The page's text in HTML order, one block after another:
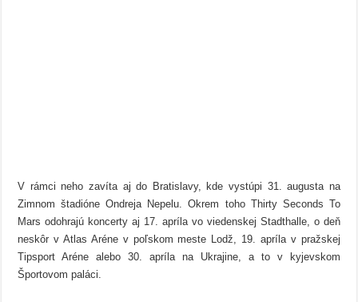
V rámci neho zavíta aj do Bratislavy, kde vystúpi 31. augusta na
Zimnom štadióne Ondreja Nepelu. Okrem toho Thirty Seconds To
Mars odohrajú koncerty aj 17. apríla vo viedenskej Stadthalle, o deň
neskôr v Atlas Aréne v poľskom meste Lodž, 19. apríla v pražskej
Tipsport Aréne alebo 30. apríla na Ukrajine, a to v kyjevskom
Športovom paláci.